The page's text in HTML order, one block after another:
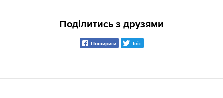
Поділитись з друзями
Поширити Твіт